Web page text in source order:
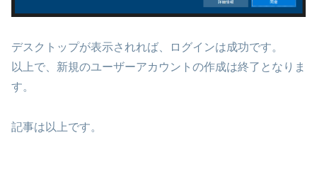
デスクトップが表示されれば、ログインは成功です。
以上で、新規のユーザーアカウントの作成は終了となりま
す。
記事は以上です。